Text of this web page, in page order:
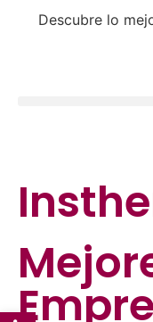
Descubre lo